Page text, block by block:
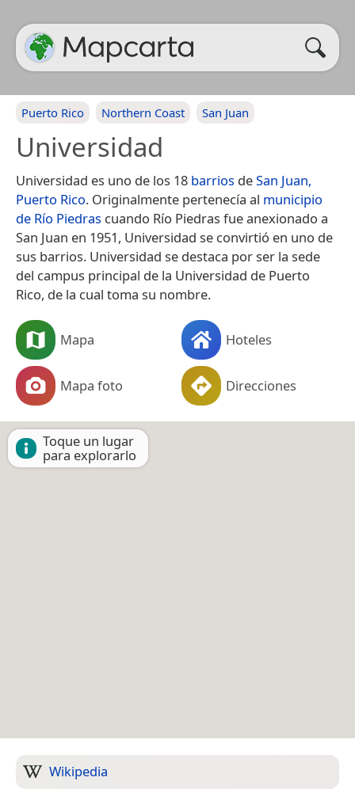
Puerto Rico Northern Coast San Juan
Universidad
Universidad es uno de los 18 barrios deSan Juan,
Puerto Rico. Originalmente pertenecía al municipio
de Río Piedras cuando Río Piedras fue anexionado a
San Juan en 1951, Universidad se convirtió en uno de
sus barrios.​ Universidad se destaca por ser la sede
del campus principal de la Universidad de Puerto
Rico, de la cual toma su nombre.
Mapa Hoteles
Mapa foto Direcciones
Toque un lugar
para explorarlo
Wikipedia